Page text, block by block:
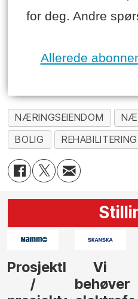
for deg. Andre
Allerede
NÆRINGSEIENDOM
BOLIG
REHABILITERING
Anlegg
søker
Senior
Kalkulatør